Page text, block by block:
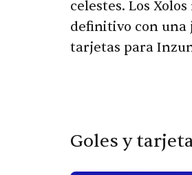
celestes. Los
definitivo con una
tarjetas para
Goles y